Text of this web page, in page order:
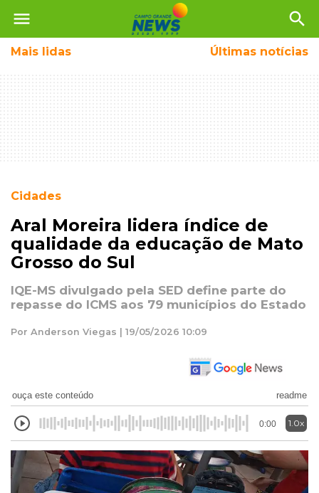
menu search
Mais lidas Últimas notícias
Cidades
Aral Moreira lidera índice de
qualidade da educação de Mato
Grosso do Sul
IQE-MS divulgado pela SED define parte do
repasse do ICMS aos 79 municípios do Estado
Por Anderson Viegas | 19/05/2026 10:09
ouça este conteúdo readme
0:00 1.0x